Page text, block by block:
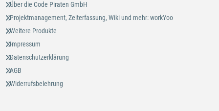
Über die Code Piraten GmbH
Projektmanagement, Zeiterfassung, Wiki und mehr: workYoo
Weitere Produkte
Impressum
Datenschutzerklärung
AGB
Widerrufsbelehrung